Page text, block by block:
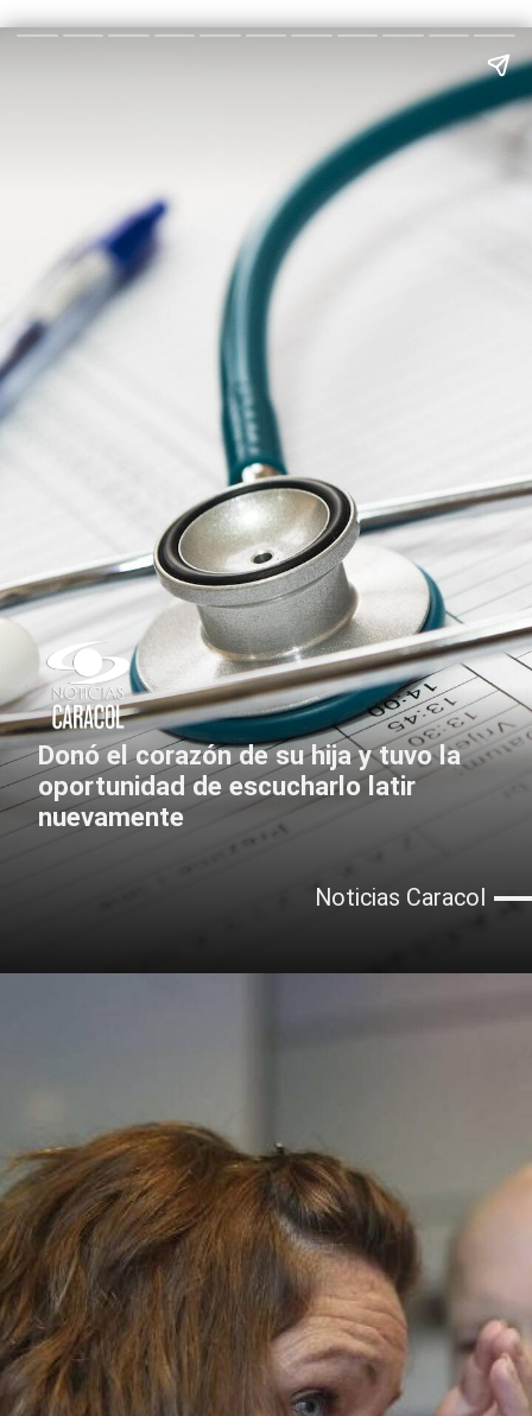
Donó el corazón de su hija y tuvo la
oportunidad de escucharlo latir
nuevamente
Noticias Caracol